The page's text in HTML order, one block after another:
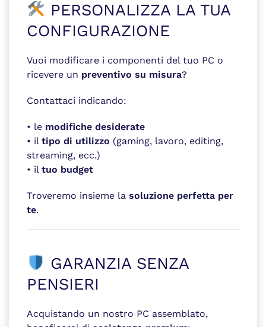
PERSONALIZZA LA TUA
CONFIGURAZIONE
Vuoi modificare i componenti del tuo PC o
ricevere un preventivo su misura?
Contattaci indicando:
• le modifiche desiderate
• il tipo di utilizzo (gaming, lavoro, editing,
streaming, ecc.)
• il tuo budget
Troveremo insieme la soluzione perfetta per
te.
GARANZIA SENZA
PENSIERI
Acquistando un nostro PC assemblato,